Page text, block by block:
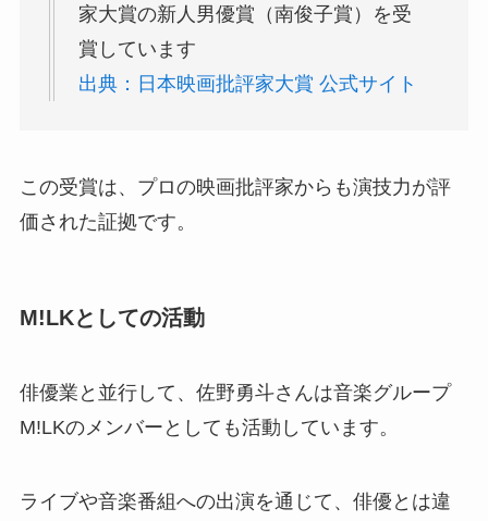
家大賞の新人男優賞（南俊子賞）を受
賞しています
出典：日本映画批評家大賞 公式サイト
この受賞は、プロの映画批評家からも演技力が評
価された証拠です。
M!LKとしての活動
俳優業と並行して、佐野勇斗さんは音楽グループ
M!LKのメンバーとしても活動しています。
ライブや音楽番組への出演を通じて、俳優とは違